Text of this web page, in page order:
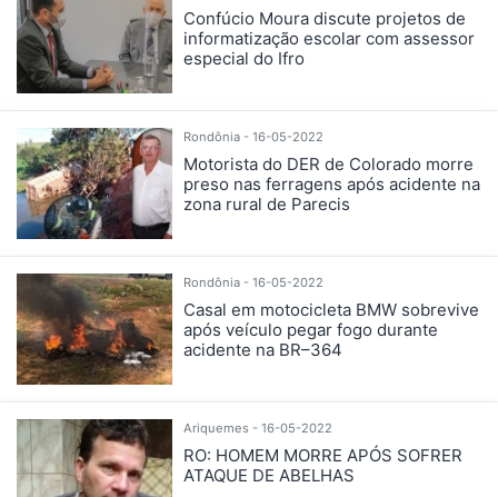
Confúcio Moura discute projetos de
informatização escolar com assessor
especial do Ifro
Rondônia - 16-05-2022
Motorista do DER de Colorado morre
preso nas ferragens após acidente na
zona rural de Parecis
Rondônia - 16-05-2022
Casal em motocicleta BMW sobrevive
após veículo pegar fogo durante
acidente na BR–364
Ariquemes - 16-05-2022
RO: HOMEM MORRE APÓS SOFRER
ATAQUE DE ABELHAS